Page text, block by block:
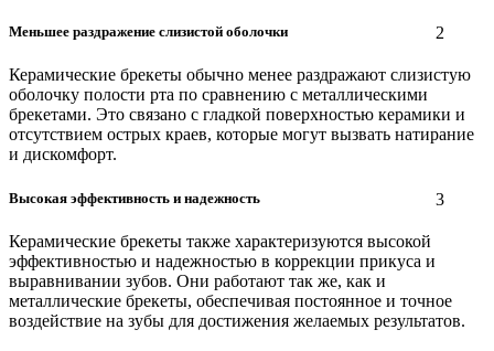
2
Меньшее раздражение слизистой оболочки
Керамические брекеты обычно менее раздражают слизистую
оболочку полости рта по сравнению с металлическими
брекетами. Это связано с гладкой поверхностью керамики и
отсутствием острых краев, которые могут вызвать натирание
и дискомфорт.
3
Высокая эффективность и надежность
Керамические брекеты также характеризуются высокой
эффективностью и надежностью в коррекции прикуса и
выравнивании зубов. Они работают так же, как и
металлические брекеты, обеспечивая постоянное и точное
воздействие на зубы для достижения желаемых результатов.